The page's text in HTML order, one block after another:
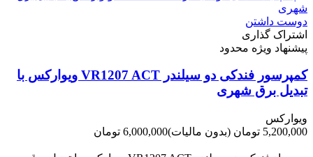
دوست داشتن
اشتراک گذاری
پیشنهاد ویژه محدود
کمپرسور فندکی دو سیلندر VR1207 ACT ویوارکس با
تبدیل برق شهری
ویوارکس
5,200,000 تومان
(بدون مالیات)6,000,000 تومان